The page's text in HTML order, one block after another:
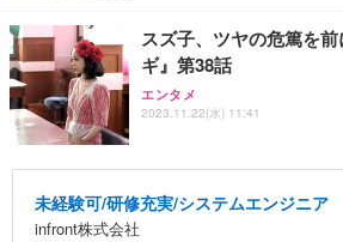
スズ子、ツヤの危篤を
ギ』第38話
エンタメ
2023.11.22(水) 11:41
未経験可/研修充実/システムエンジニア
infront株式会社